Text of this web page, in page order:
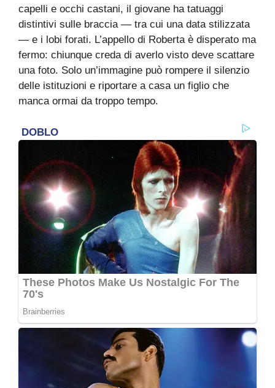
capelli e occhi castani, il giovane ha tatuaggi
distintivi sulle braccia — tra cui una data stilizzata
— e i lobi forati. L’appello di Roberta è disperato ma
fermo: chiunque creda di averlo visto deve scattare
una foto. Solo un’immagine può rompere il silenzio
delle istituzioni e riportare a casa un figlio che
manca ormai da troppo tempo.